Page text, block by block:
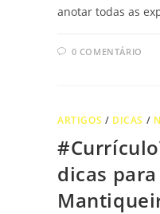
anotar todas as
0 COMENTÁRIO
ARTIGOS / DICAS /
dicas